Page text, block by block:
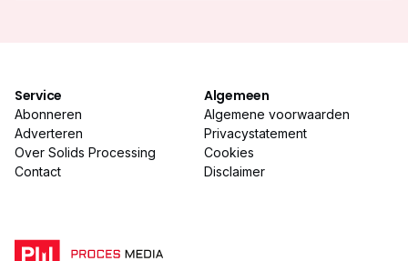
Service
Abonneren
Adverteren
Over Solids Processing
Contact
Algemeen
Algemene voorwaarden
Privacystatement
Cookies
Disclaimer